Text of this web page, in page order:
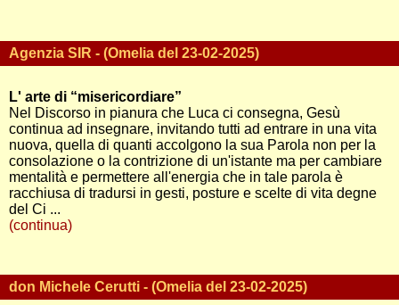
Agenzia SIR - (Omelia del 23-02-2025)
L' arte di “misericordiare”
Nel Discorso in pianura che Luca ci consegna, Gesù
continua ad insegnare, invitando tutti ad entrare in una vita
nuova, quella di quanti accolgono la sua Parola non per la
consolazione o la contrizione di un'istante ma per cambiare
mentalità e permettere all'energia che in tale parola è
racchiusa di tradursi in gesti, posture e scelte di vita degne
del Ci ...
(continua)
don Michele Cerutti - (Omelia del 23-02-2025)